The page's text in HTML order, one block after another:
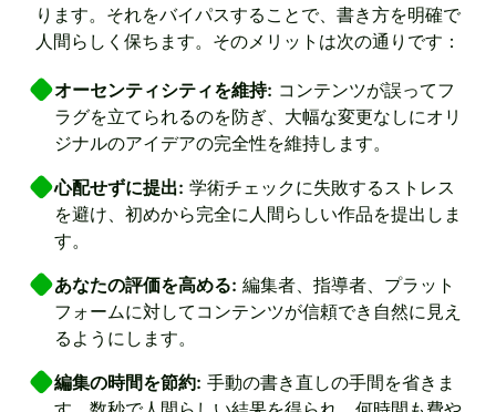
ります。それをバイパスすることで、書き方を明確で
人間らしく保ちます。そのメリットは次の通りです：
オーセンティシティを維持: コンテンツが誤ってフ
ラグを立てられるのを防ぎ、大幅な変更なしにオリ
ジナルのアイデアの完全性を維持します。
心配せずに提出: 学術チェックに失敗するストレス
を避け、初めから完全に人間らしい作品を提出しま
す。
あなたの評価を高める: 編集者、指導者、プラット
フォームに対してコンテンツが信頼でき自然に見え
るようにします。
編集の時間を節約: 手動の書き直しの手間を省きま